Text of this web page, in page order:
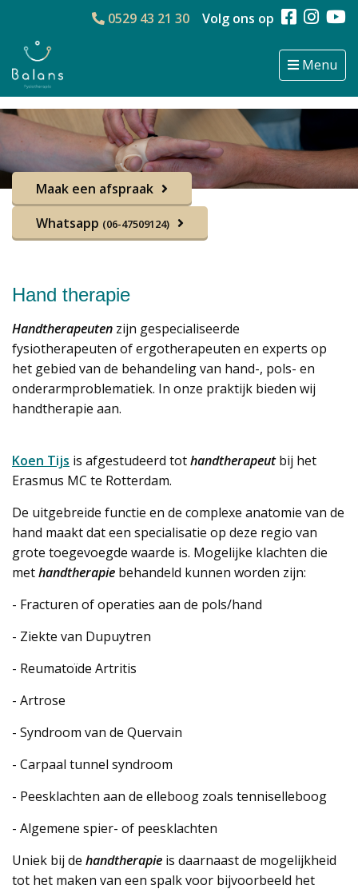
0529 43 21 30 Volg ons op
Menu
Maak een afspraak
Whatsapp (06-47509124)
Hand therapie
Handtherapeuten zijn gespecialiseerde
fysiotherapeuten of ergotherapeuten en experts op
het gebied van de behandeling van hand-, pols- en
onderarmproblematiek. In onze praktijk bieden wij
handtherapie aan.
Koen Tijs is afgestudeerd tothandtherapeutbij het
Erasmus MC te Rotterdam.
De uitgebreide functie en de complexe anatomie van de
hand maakt dat een specialisatie op deze regio van
grote toegevoegde waarde is. Mogelijke klachten die
methandtherapie behandeld kunnen worden zijn:
- Fracturen of operaties aan de pols/hand
- Ziekte van Dupuytren
- Reumatoïde Artritis
- Artrose
- Syndroom van de Quervain
- Carpaal tunnel syndroom
- Peesklachten aan de elleboog zoals tenniselleboog
- Algemene spier- of peesklachten
Uniek bij de handtherapie is daarnaast de mogelijkheid
tot het maken van een spalk voor bijvoorbeeld het